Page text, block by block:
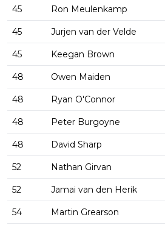
45 Ron Meulenkamp
45 Jurjen van der Velde
45 Keegan Brown
48 Owen Maiden
48 Ryan O'Connor
48 Peter Burgoyne
48 David Sharp
52 Nathan Girvan
52 Jamai van den Herik
54 Martin Grearson